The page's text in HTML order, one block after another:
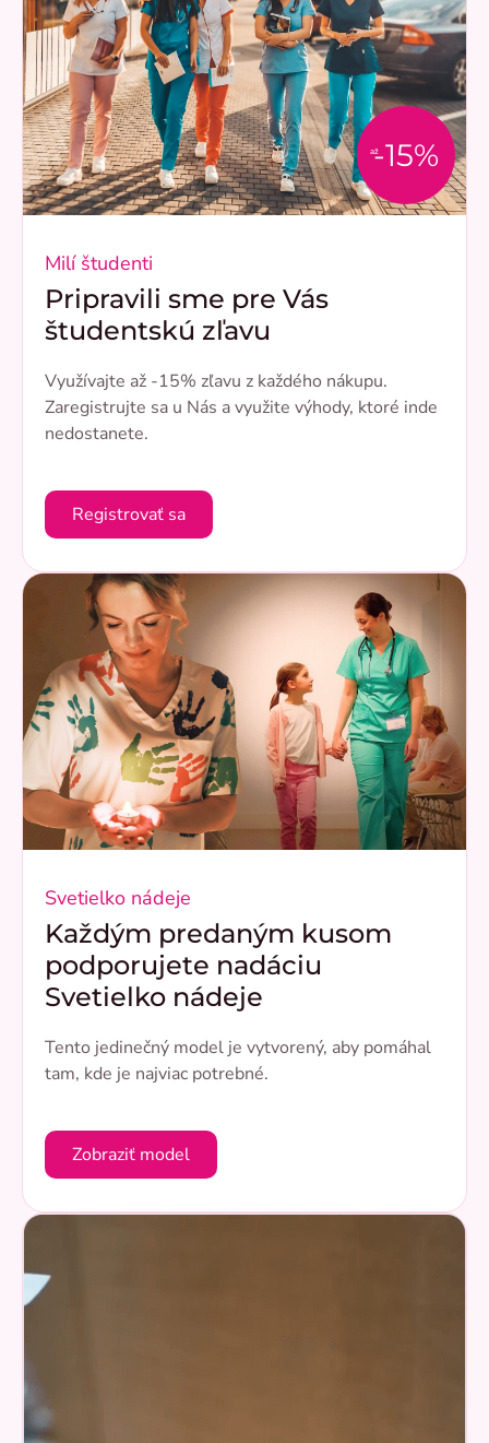
až-15%
Milí študenti
Pripravili sme pre Vás
študentskú zľavu
Využívajte až -15% zľavu z každého nákupu.
Zaregistrujte sa u Nás a využite výhody, ktoré inde
nedostanete.
Registrovať sa
Svetielko nádeje
Každým predaným kusom
podporujete nadáciu
Svetielko nádeje
Tento jedinečný model je vytvorený, aby pomáhal
tam, kde je najviac potrebné.
Zobraziť model